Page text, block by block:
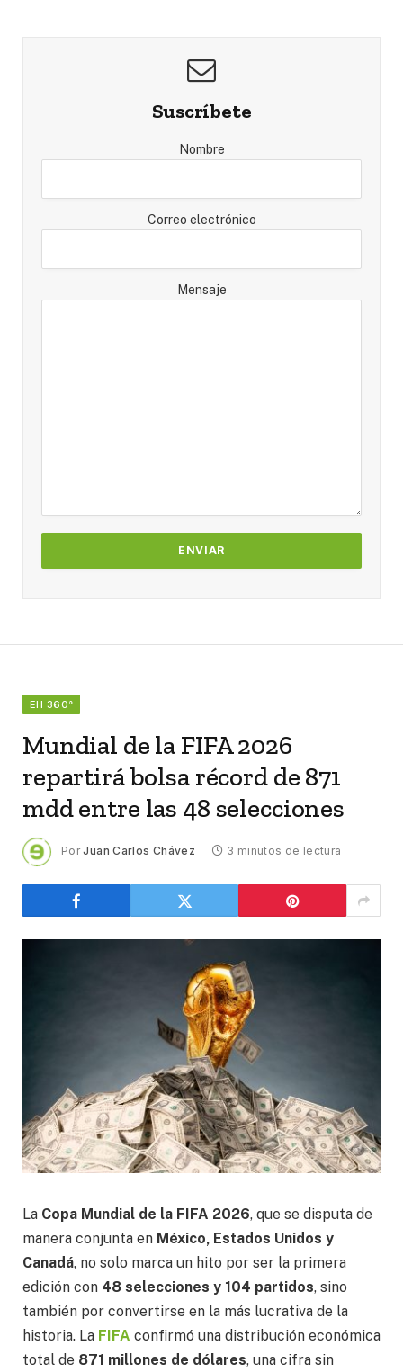
Suscríbete
Nombre
Correo electrónico
Mensaje
EH 360°
Mundial de la FIFA 2026
repartirá bolsa récord de 871
mdd entre las 48 selecciones
Por Juan Carlos Chávez 3 minutos de lectura
La Copa Mundial de la FIFA 2026, que se disputa de
manera conjunta en México, Estados Unidos y
Canadá, no solo marca un hito por ser la primera
edición con 48 selecciones y 104 partidos, sino
también por convertirse en la más lucrativa de la
historia. La FIFA confirmó una distribución económica
total de 871 millones de dólares, una cifra sin